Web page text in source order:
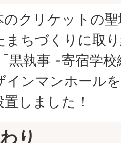
のクリケットの
まちづくりに取
黒執事 -寄宿学
インマンホール
しました！
り